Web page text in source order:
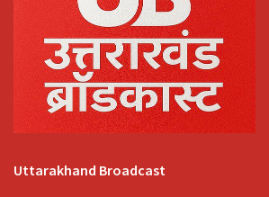
Uttarakhand Broadcast